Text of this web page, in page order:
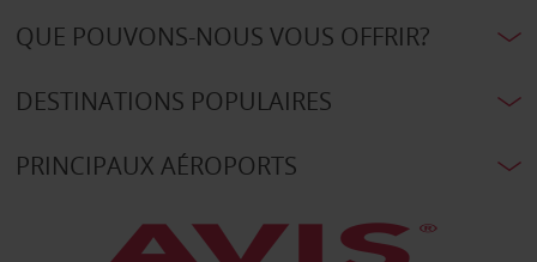
QUE POUVONS-NOUS VOUS OFFRIR?
DESTINATIONS POPULAIRES
PRINCIPAUX AÉROPORTS